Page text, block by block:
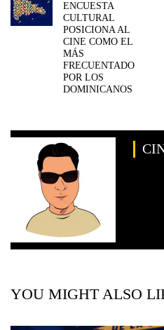
ENCUESTA
CULTURAL
POSICIONA AL
CINE COMO EL
MÁS
FRECUENTADO
POR LOS
DOMINICANOS
YOU MIGHT ALSO